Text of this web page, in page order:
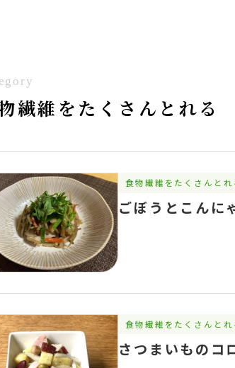
繊維をたくさんとれる
食物繊維をたくさんとれ
ごぼうとこんに
食物繊維をたくさんとれ
さつまいものコ